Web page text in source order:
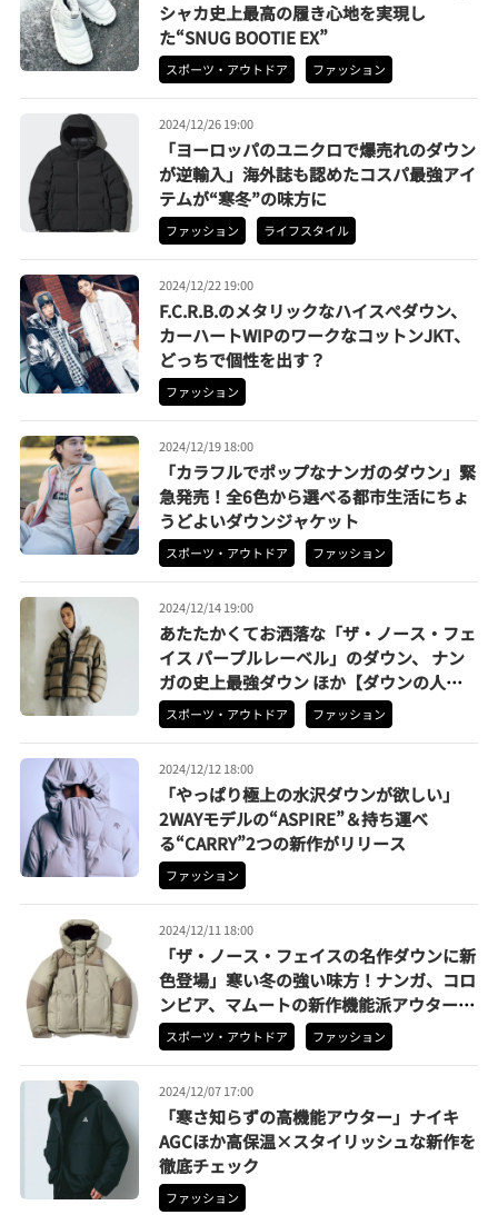
シャカ史上最高の履き心地を実現し
た“SNUG BOOTIE EX”
スポーツ・アウトドア ファッション
2024/12/26 19:00
「ヨーロッパのユニクロで爆売れのダウン
が逆輸入」海外誌も認めたコスパ最強アイ
テムが“寒冬”の味方に
ファッション ライフスタイル
2024/12/22 19:00
F.C.R.B.のメタリックなハイスぺダウン、
カーハートWIPのワークなコットンJKT、
どっちで個性を出す？
ファッション
2024/12/19 18:00
「カラフルでポップなナンガのダウン」緊
急発売！全6色から選べる都市生活にちょ
うどよいダウンジャケット
スポーツ・アウトドア ファッション
2024/12/14 19:00
あたたかくてお洒落な「ザ・ノース・フェ
イス パープルレーベル」のダウン、 ナン
ガの史上最強ダウン ほか【ダウンの人気
記事ランキングベスト3】（2024年11月
版）
スポーツ・アウトドア ファッション
2024/12/12 18:00
「やっぱり極上の水沢ダウンが欲しい」
2WAYモデルの“ASPIRE”＆持ち運べ
る“CARRY”2つの新作がリリース
ファッション
2024/12/11 18:00
「ザ・ノース・フェイスの名作ダウンに新
色登場」寒い冬の強い味方！ナンガ、コロ
ンビア、マムートの新作機能派アウターも
要チェック
スポーツ・アウトドア ファッション
2024/12/07 17:00
「寒さ知らずの高機能アウター」ナイキ
AGCほか高保温×スタイリッシュな新作を
徹底チェック
ファッション